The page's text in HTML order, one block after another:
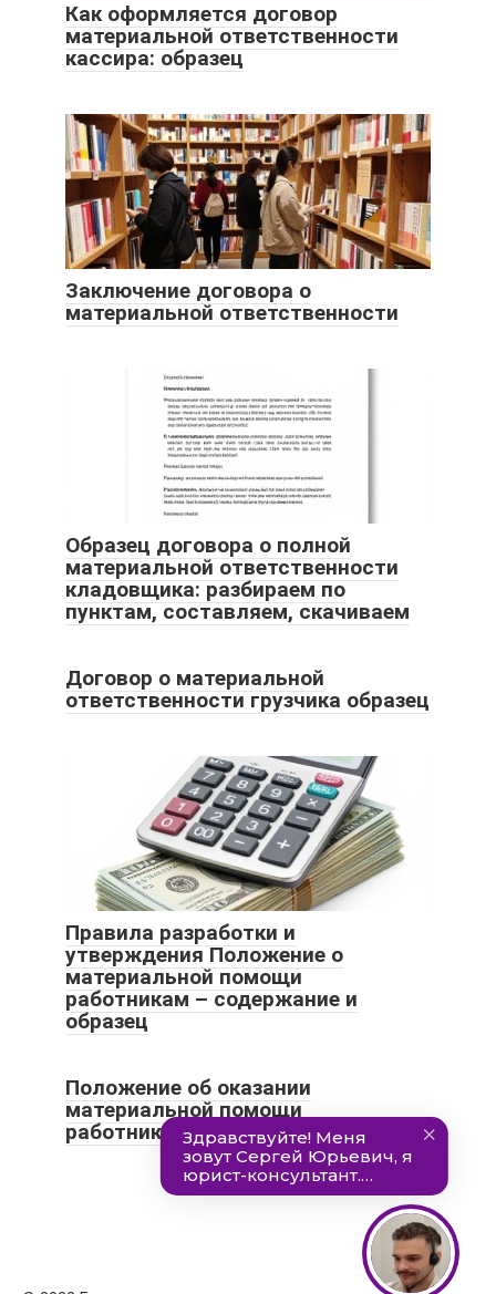
Как оформляется договор
материальной ответственности
кассира: образец
Заключение договора о
материальной ответственности
Образец договора о полной
материальной ответственности
кладовщика: разбираем по
пунктам, составляем, скачиваем
Договор о материальной
ответственности грузчика образец
Правила разработки и
утверждения Положение о
материальной помощи
работникам – содержание и
образец
Положение об оказании
материальной помощи
работникам